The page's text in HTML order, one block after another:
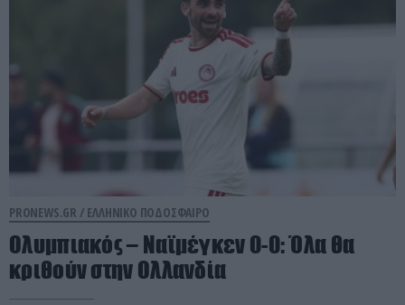
PRONEWS.GR / ΕΛΛΗΝΙΚΟ ΠΟΔΟΣΦΑΙΡΟ
Ολυμπιακός – Ναϊμέγκεν 0-0: Όλα θα
κριθούν στην Ολλανδία